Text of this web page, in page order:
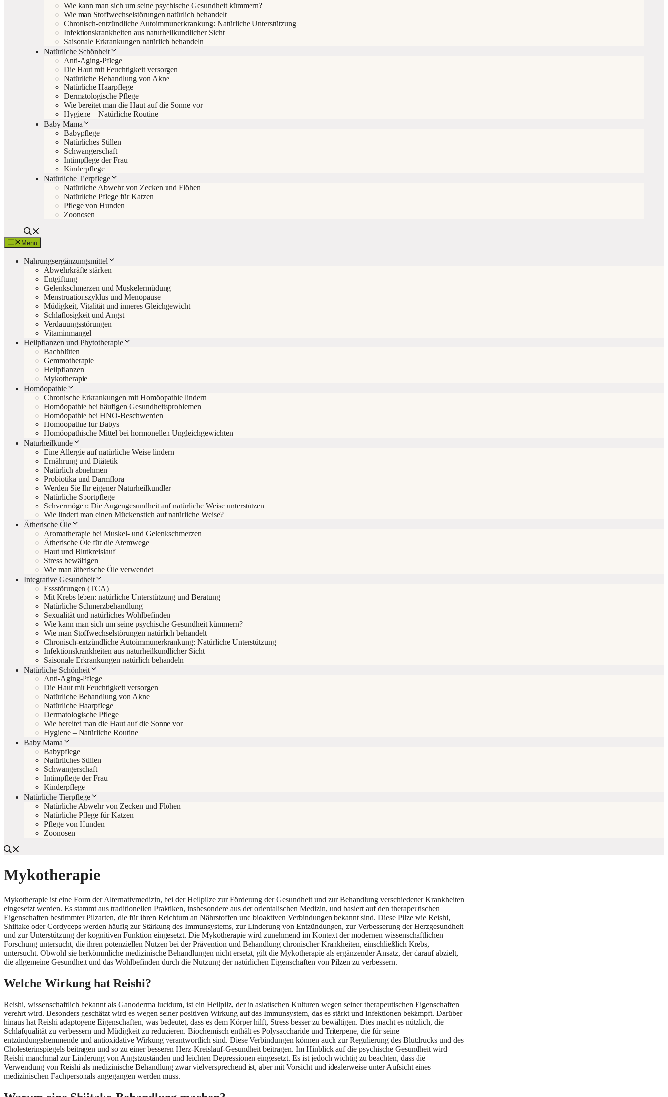
Wie kann man sich um seine psychische Gesundheit kümmern?
Wie man Stoffwechselstörungen natürlich behandelt
Chronisch-entzündliche Autoimmunerkrankung: Natürliche Unterstützung
Infektionskrankheiten aus naturheilkundlicher Sicht
Saisonale Erkrankungen natürlich behandeln
Natürliche Schönheit
Anti-Aging-Pflege
Die Haut mit Feuchtigkeit versorgen
Natürliche Behandlung von Akne
Natürliche Haarpflege
Dermatologische Pflege
Wie bereitet man die Haut auf die Sonne vor
Hygiene – Natürliche Routine
Baby Mama
Babypflege
Natürliches Stillen
Schwangerschaft
Intimpflege der Frau
Kinderpflege
Natürliche Tierpflege
Natürliche Abwehr von Zecken und Flöhen
Natürliche Pflege für Katzen
Pflege von Hunden
Zoonosen
Menu
Nahrungsergänzungsmittel
Abwehrkräfte stärken
Entgiftung
Gelenkschmerzen und Muskelermüdung
Menstruationszyklus und Menopause
Müdigkeit, Vitalität und inneres Gleichgewicht
Schlaflosigkeit und Angst
Verdauungsstörungen
Vitaminmangel
Heilpflanzen und Phytotherapie
Bachblüten
Gemmotherapie
Heilpflanzen
Mykotherapie
Homöopathie
Chronische Erkrankungen mit Homöopathie lindern
Homöopathie bei häufigen Gesundheitsproblemen
Homöopathie bei HNO-Beschwerden
Homöopathie für Babys
Homöopathische Mittel bei hormonellen Ungleichgewichten
Naturheilkunde
Eine Allergie auf natürliche Weise lindern
Ernährung und Diätetik
Natürlich abnehmen
Probiotika und Darmflora
Werden Sie Ihr eigener Naturheilkundler
Natürliche Sportpflege
Sehvermögen: Die Augengesundheit auf natürliche Weise unterstützen
Wie lindert man einen Mückenstich auf natürliche Weise?
Ätherische Öle
Aromatherapie bei Muskel- und Gelenkschmerzen
Ätherische Öle für die Atemwege
Haut und Blutkreislauf
Stress bewältigen
Wie man ätherische Öle verwendet
Integrative Gesundheit
Essstörungen (TCA)
Mit Krebs leben: natürliche Unterstützung und Beratung
Natürliche Schmerzbehandlung
Sexualität und natürliches Wohlbefinden
Wie kann man sich um seine psychische Gesundheit kümmern?
Wie man Stoffwechselstörungen natürlich behandelt
Chronisch-entzündliche Autoimmunerkrankung: Natürliche Unterstützung
Infektionskrankheiten aus naturheilkundlicher Sicht
Saisonale Erkrankungen natürlich behandeln
Natürliche Schönheit
Anti-Aging-Pflege
Die Haut mit Feuchtigkeit versorgen
Natürliche Behandlung von Akne
Natürliche Haarpflege
Dermatologische Pflege
Wie bereitet man die Haut auf die Sonne vor
Hygiene – Natürliche Routine
Baby Mama
Babypflege
Natürliches Stillen
Schwangerschaft
Intimpflege der Frau
Kinderpflege
Natürliche Tierpflege
Natürliche Abwehr von Zecken und Flöhen
Natürliche Pflege für Katzen
Pflege von Hunden
Zoonosen
Mykotherapie
Mykotherapie ist eine Form der Alternativmedizin, bei der Heilpilze zur Förderung der Gesundheit und zur Behandlung verschiedener Krankheiten
eingesetzt werden. Es stammt aus traditionellen Praktiken, insbesondere aus der orientalischen Medizin, und basiert auf den therapeutischen
Eigenschaften bestimmter Pilzarten, die für ihren Reichtum an Nährstoffen und bioaktiven Verbindungen bekannt sind. Diese Pilze wie Reishi,
Shiitake oder Cordyceps werden häufig zur Stärkung des Immunsystems, zur Linderung von Entzündungen, zur Verbesserung der Herzgesundheit
und zur Unterstützung der kognitiven Funktion eingesetzt. Die Mykotherapie wird zunehmend im Kontext der modernen wissenschaftlichen
Forschung untersucht, die ihren potenziellen Nutzen bei der Prävention und Behandlung chronischer Krankheiten, einschließlich Krebs,
untersucht. Obwohl sie herkömmliche medizinische Behandlungen nicht ersetzt, gilt die Mykotherapie als ergänzender Ansatz, der darauf abzielt,
die allgemeine Gesundheit und das Wohlbefinden durch die Nutzung der natürlichen Eigenschaften von Pilzen zu verbessern.
Welche Wirkung hat Reishi?
Reishi, wissenschaftlich bekannt als Ganoderma lucidum, ist ein Heilpilz, der in asiatischen Kulturen wegen seiner therapeutischen Eigenschaften
verehrt wird. Besonders geschätzt wird es wegen seiner positiven Wirkung auf das Immunsystem, das es stärkt und Infektionen bekämpft. Darüber
hinaus hat Reishi adaptogene Eigenschaften, was bedeutet, dass es dem Körper hilft, Stress besser zu bewältigen. Dies macht es nützlich, die
Schlafqualität zu verbessern und Müdigkeit zu reduzieren. Biochemisch enthält es Polysaccharide und Triterpene, die für seine
entzündungshemmende und antioxidative Wirkung verantwortlich sind. Diese Verbindungen können auch zur Regulierung des Blutdrucks und des
Cholesterinspiegels beitragen und so zu einer besseren Herz-Kreislauf-Gesundheit beitragen. Im Hinblick auf die psychische Gesundheit wird
Reishi manchmal zur Linderung von Angstzuständen und leichten Depressionen eingesetzt. Es ist jedoch wichtig zu beachten, dass die
Verwendung von Reishi als medizinische Behandlung zwar vielversprechend ist, aber mit Vorsicht und idealerweise unter Aufsicht eines
medizinischen Fachpersonals angegangen werden muss.